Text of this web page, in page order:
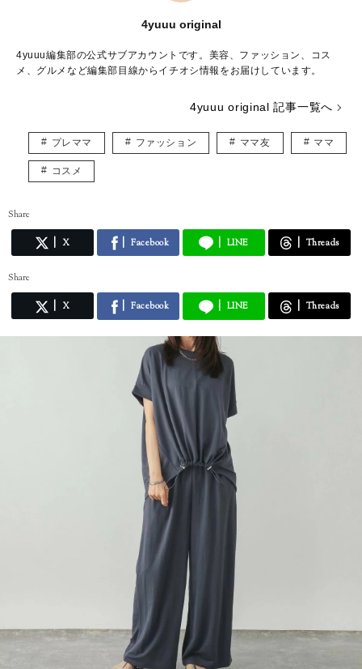
4yuuu original
4yuuu編集部の公式サブアカウントです。美容、ファッション、コス
メ、グルメなど編集部目線からイチオシ情報をお届けしています。
4yuuu original 記事一覧へ
プレママ ファッション ママ友 ママ
コスメ
Share
X Facebook LINE Threads
Share
X Facebook LINE Threads